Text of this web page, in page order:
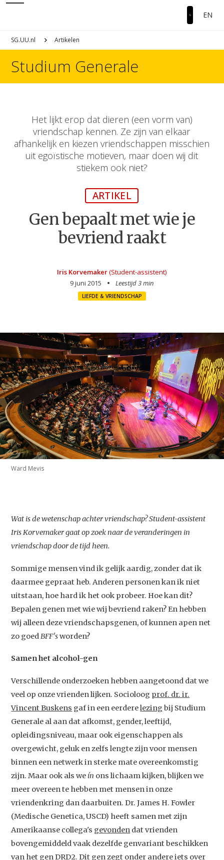
EN
SG.UU.nl Artikelen
Studium Generale
Het lijkt erop dat dieren (een vorm van)
vriendschap kennen. Ze zijn van elkaar
afhankelijk en kiezen vriendschappen misschien
uit egoïstische motieven, maar doen wij dit
stiekem ook niet?
ARTIKEL
Gen bepaalt met wie je
bevriend raakt
Iris Korvemaker(Student-assistent)
9 juni 2015
Leestijd 3 min
LIEFDE & VRIENDSCHAP
Ward Mevis
Wat is de wetenschap achter vriendschap? Student-assistent
Iris Korvemaker gaat op zoek naar de veranderingen in
vriendschap door de tijd heen.
Sommige mensen vind ik gelijk aardig, zonder dat ik
daarmee gepraat heb. Anderen personen kan ik niet
uitstaan, hoe hard ik het ook probeer. Hoe kan dit?
Bepalen genen met wie wij bevriend raken? En hebben
wij alleen deze vriendschapsgenen, of kunnen apen net
zo goed BFF'sworden?
Samen het alcohol-gen
Verschillende onderzoeken hebben aangetoond dat we
veel op onze vrienden lijken. Socioloog prof. dr. ir.
Vincent Buskens gaf in een eerderelezing bij Studium
Generale al aan dat afkomst, gender, leeftijd,
opleidingsniveau, maar ook eigenschappen als
overgewicht, geluk en zelfs lengte zijn voor mensen
binnen een netwerk in sterke mate overeenkomstig
zijn. Maar ook als we ín ons lichaam kijken, blijken we
meer overeen te hebben met mensen in onze
vriendenkring dan daarbuiten. Dr. James H. Fowler
(Medische Genetica, USCD) heeft samen met zijn
Amerikaanse collega's gevonden dat vrienden
bovengemiddeld vaak dezelfde genvariant beschikken
van het gen DRD2. Dit gen zegt onder andere iets over